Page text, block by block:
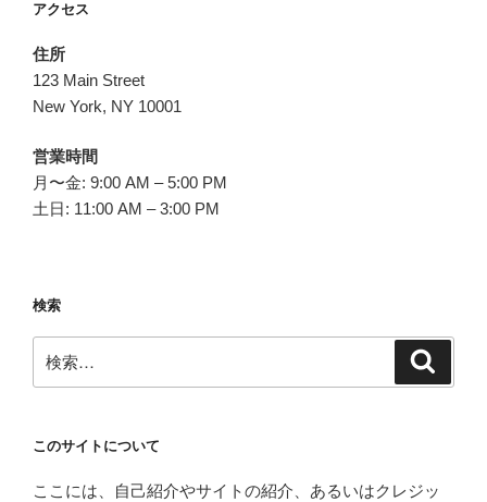
アクセス
住所
123 Main Street
New York, NY 10001
営業時間
月〜金: 9:00 AM – 5:00 PM
土日: 11:00 AM – 3:00 PM
検索
索:
このサイトについて
ここには、自己紹介やサイトの紹介、あるいはクレジッ